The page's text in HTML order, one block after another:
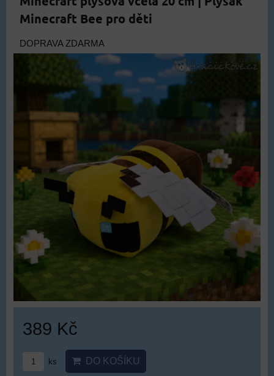
Minecraft Bee pro děti
DOPRAVA ZDARMA
389 Kč
ks DO KOŠÍKU